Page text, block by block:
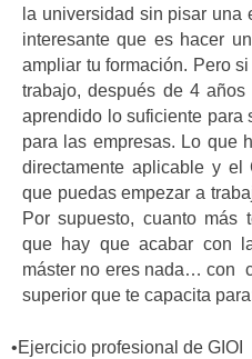
la universidad sin pisar una
interesante que es hacer
ampliar tu formación. Pero
trabajo, después de 4
aprendido lo suficiente para
para las empresas. Lo que
directamente aplicable y el
que puedas empezar a
Por supuesto, cuanto más
que hay que acabar con
máster no eres nada… con
superior que te capacita
•Ejercicio profesional de GIOI